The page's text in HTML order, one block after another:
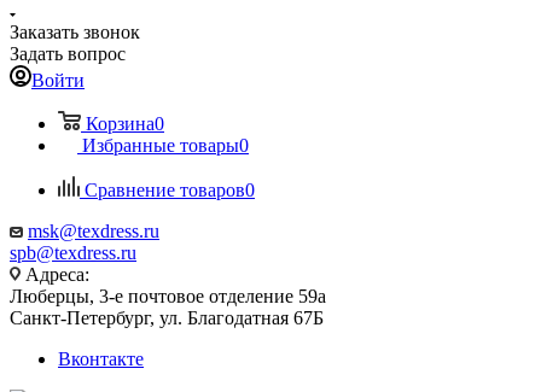
Заказать звонок
Задать вопрос
Войти
Корзина0
Избранные товары0
Сравнение товаров0
msk@texdress.ru
spb@texdress.ru
Адреса:
Люберцы, 3-е почтовое отделение 59а
Санкт-Петербург, ул. Благодатная 67Б
Вконтакте